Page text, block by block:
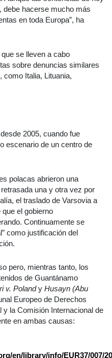
debe hacerse mucho más
en toda Europa”, ha
se lleven a cabo
sobre denuncias similares
como Italia, Lituania,
2005, cuando fue
escenario de un centro de
polacas abrieron una
una y otra vez por
el traslado de Varsovia a
el gobierno
Continuamente se
como justificación del
pero, mientras tanto, los
de Guantánamo
v. Polandy Husayn (Abu
Europeo de Derechos
la Comisión Internacional de
en ambas causas:
en/library/info/EUR37/007/